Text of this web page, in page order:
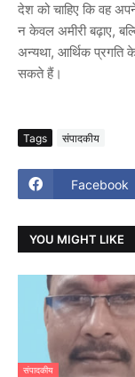
देश को चाहिए कि वह
न केवल अमीरी बढ़ाए,
अन्यथा, आर्थिक
सकते हैं।
Tags संपादकीय
Facebook
YOU MIGHT LIKE
संपादकीय